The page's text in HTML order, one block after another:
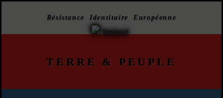
Résistance Identitaire Européenne
TERRE & PEUPLE